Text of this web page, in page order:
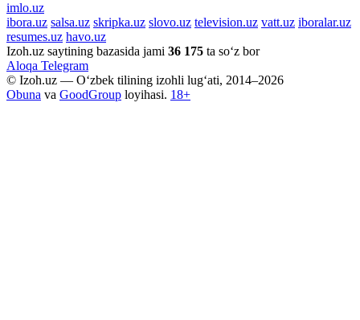
imlo.uz
ibora.uz salsa.uz skripka.uz slovo.uz television.uz vatt.uz iboralar.uz
resumes.uz havo.uz
Izoh.uz saytining bazasida jami 36 175 ta so‘z bor
Aloqa Telegram
© Izoh.uz — O‘zbek tilining izohli lug‘ati, 2014–2026
Obuna va GoodGroup loyihasi. 18+